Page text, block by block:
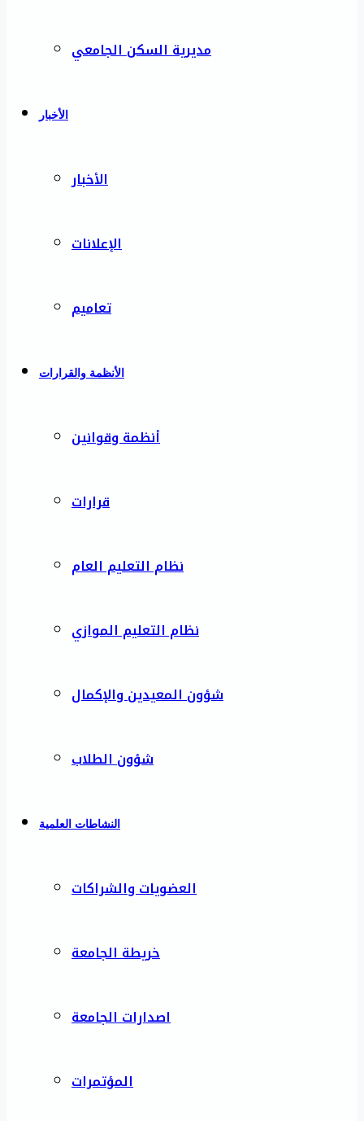
مديرية السكن الجامعي
الأخبار
الأخبار
الإعلانات
تعاميم
الأنظمة والقرارات
أنظمة وقوانين
قرارات
نظام التعليم العام
نظام التعليم الموازي
شؤون المعيدين والإكمال
شؤون الطلاب
النشاطات العلمية
العضويات والشراكات
خريطة الجامعة
اصدارات الجامعة
المؤتمرات